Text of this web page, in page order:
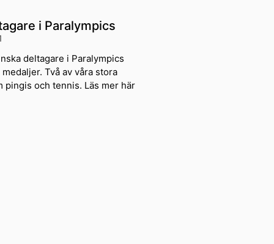
i Paralympics
deltagare i Paralympics
Två av våra stora
pingis och tennis. Läs mer här